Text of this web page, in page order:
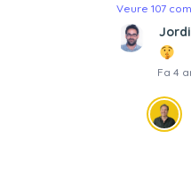
Veure 107
Jordi
Fa 4